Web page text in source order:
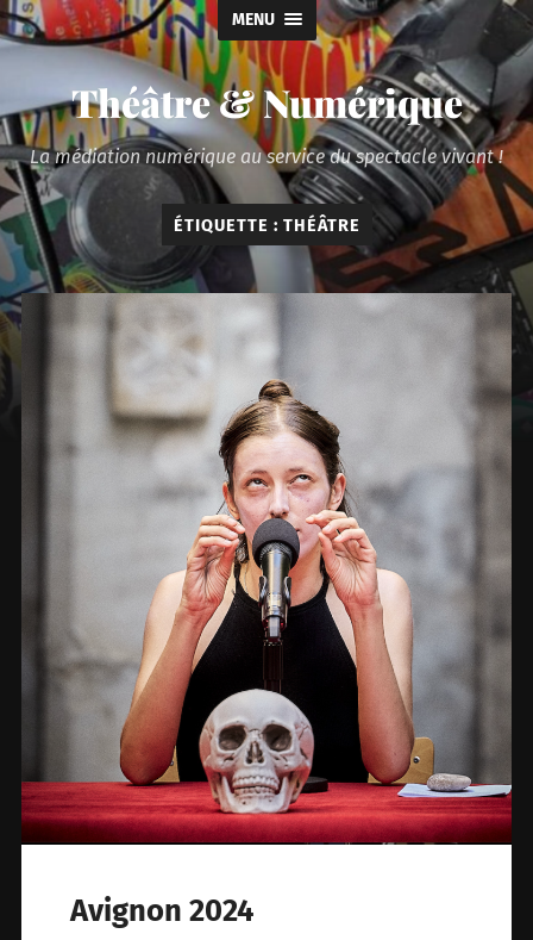
MENU
Théâtre & Numérique
La médiation numérique au service du spectacle vivant !
ÉTIQUETTE : THÉÂTRE
Avignon 2024